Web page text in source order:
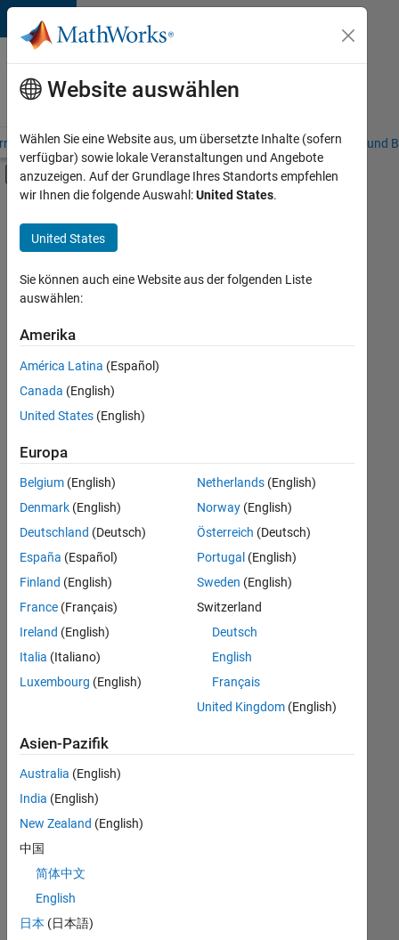
Weiter zum Inhalt
Karriere
bei
MathWorks
– Übersicht Stellensuche Niederlassungen Studierende und
Umschaltung für Off-Canvas-
Hauptinhalt
Praktika
Programm für Berufseinsteiger (EDG)
Advanced Support
Business Applications and Tools
Information Technology
Software Process Engineering
Technical Writing
User Experience
+7
Derzeit
es
keine
offenen
Stellen,
Ihren
Suchkriterien
entsprechen.
können
die
Suchkriterien
weiter
fassen
oder
alle
Stellenangebote
anzeigen .
noch
keine
offenen
Stellen
können,
die
Ihren
entsprechen,
Website auswählen
Wählen Sie eine Website aus, um übersetzte Inhalte (sofern
verfügbar) sowie lokale Veranstaltungen und Angebote
anzuzeigen. Auf der Grundlage Ihres Standorts empfehlen
wir Ihnen die folgende Auswahl:United States.
United States
Sie können auch eine Website aus der folgenden Liste
auswählen:
Amerika
América Latina (Español)
Canada (English)
United States (English)
Europa
Belgium (English)
Denmark (English)
Deutschland (Deutsch)
España (Español)
Finland (English)
France (Français)
Ireland (English)
Italia (Italiano)
Luxembourg (English)
Netherlands(English)
Norway(English)
Österreich (Deutsch)
Portugal (English)
Sweden (English)
Switzerland
Deutsch
English
Français
United Kingdom(English)
Asien-Pazifik
Australia (English)
India (English)
New Zealand (English)
中国
简体中文
English
日本 (日本語)